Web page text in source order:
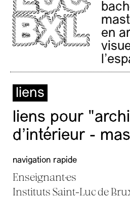
en
liens
liens pour
d’intérieur -
navigation rapide
Enseignant·es
Instituts Saint-Luc de